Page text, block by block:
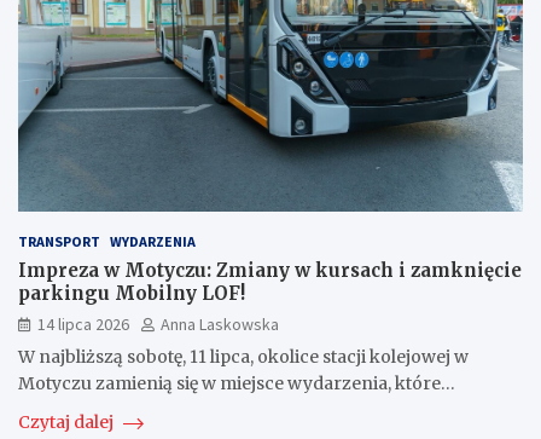
TRANSPORT WYDARZENIA
Impreza w Motyczu: Zmiany w kursach i zamknięcie
parkingu Mobilny LOF!
14 lipca 2026
Anna Laskowska
W najbliższą sobotę, 11 lipca, okolice stacji kolejowej w
Motyczu zamienią się w miejsce wydarzenia, które…
Czytaj dalej